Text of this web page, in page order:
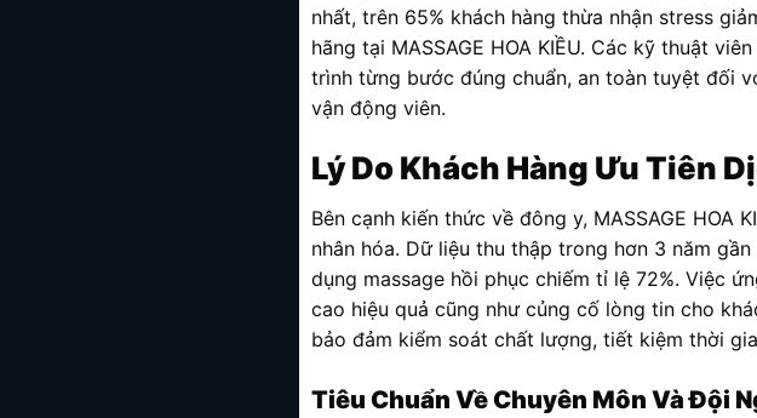
nhất, trên 65% khách hàng thừa nhận stress
hãng tại MASSAGE HOA KIỀU. Các kỹ thuật
trình từng bước đúng chuẩn, an toàn tuyệt đối
vận động viên.
Lý Do Khách Hàng Ưu Tiên
Bên cạnh kiến thức về đông y, MASSAGE HOA
nhân hóa. Dữ liệu thu thập trong hơn 3 năm
dụng massage hồi phục chiếm tỉ lệ 72%. Việc
cao hiệu quả cũng như củng cố lòng tin cho
bảo đảm kiểm soát chất lượng, tiết kiệm thời
Tiêu Chuẩn Về Chuyên Môn Và Đội